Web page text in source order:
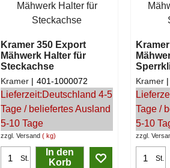
Kramer 350 Export
Mähwerk Halter für
Steckachse
zzgl. Versand kg
Kramer 401-1000072
Lieferzeit:Deutschland 4-5
Tage / beliefertes Ausland
5-10 Tage
St.
In den
Korb
zzgl.
Kramer
Tage /
5-10
St.